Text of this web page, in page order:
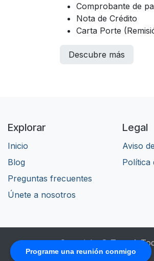
Programe una reunión conmigo
Comprobante de
Nota de Crédito
Carta Porte
Descubre más
Explorar
Inicio
Blog
Preguntas frecuentes
Únete a nosotros
Legal
Aviso
​Política
Copyright © Tersoft
English (US) | Español